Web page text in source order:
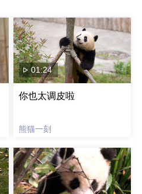
01:24
你也太调皮啦
熊猫一刻